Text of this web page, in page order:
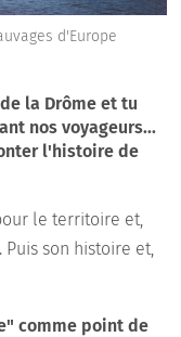
d'Europe
la Drôme et tu
nos voyageurs...
l'histoire de
le territoire et,
son histoire et,
comme point de